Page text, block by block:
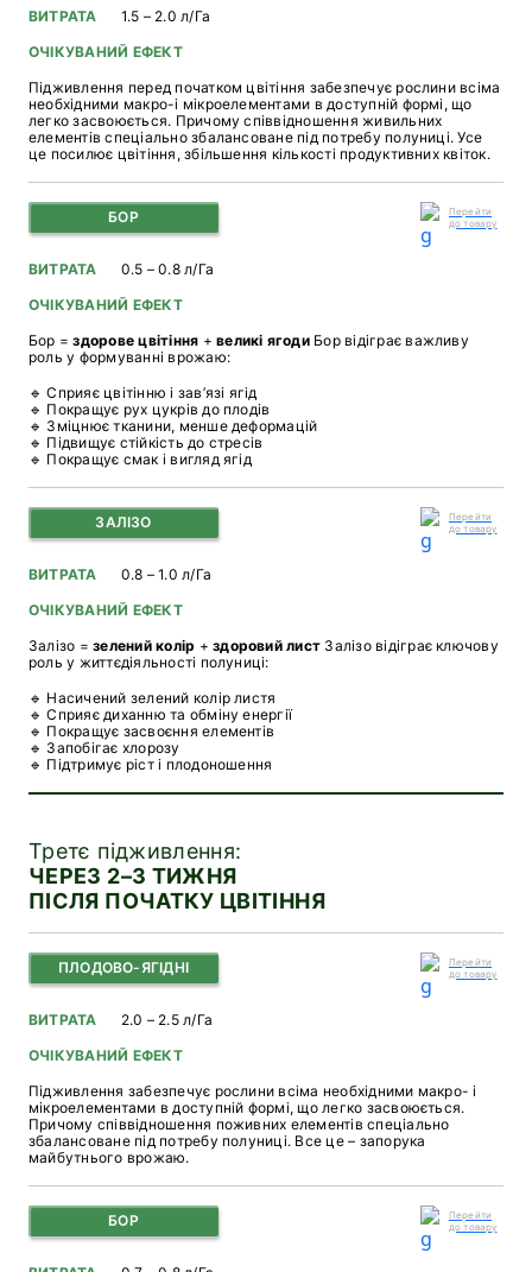
ВИТРАТА
1.5 – 2.0 л/Га
ОЧІКУВАНИЙ ЕФЕКТ
Підживлення перед початком цвітіння забезпечує рослини всіма
необхідними макро-і мікроелементами в доступній формі, що
легко засвоюється. Причому співвідношення живильних
елементів спеціально збалансоване під потребу полуниці. Усе
це посилює цвітіння, збільшення кількості продуктивних квіток.
БОР
Перейти
до товару
ВИТРАТА
0.5 – 0.8 л/Га
ОЧІКУВАНИЙ ЕФЕКТ
Бор =здорове цвітіння +великі ягодиБор відіграє важливу
роль у формуванні врожаю:
🔹 Сприяє цвітінню і зав’язі ягід
🔹 Покращує рух цукрів до плодів
🔹 Зміцнює тканини, менше деформацій
🔹 Підвищує стійкість до стресів
🔹 Покращує смак і вигляд ягід
ЗАЛІЗО
Перейти
до товару
ВИТРАТА
0.8 – 1.0 л/Га
ОЧІКУВАНИЙ ЕФЕКТ
Залізо =зелений колір +здоровий лист Залізо відіграє ключову
роль у життєдіяльності полуниці:
🔹 Насичений зелений колір листя
🔹 Сприяє диханню та обміну енергії
🔹 Покращує засвоєння елементів
🔹 Запобігає хлорозу
🔹 Підтримує ріст і плодоношення
Третє підживлення:
ЧЕРЕЗ 2–3 ТИЖНЯ
ПІСЛЯ ПОЧАТКУ ЦВІТІННЯ
ПЛОДОВО-ЯГІДНІ
Перейти
до товару
ВИТРАТА
2.0 – 2.5 л/Га
ОЧІКУВАНИЙ ЕФЕКТ
Підживлення забезпечує рослини всіма необхідними макро- і
мікроелементами в доступній формі, що легко засвоюється.
Причому співвідношення поживних елементів спеціально
збалансоване під потребу полуниці. Все це – запорука
майбутнього врожаю.
БОР
Перейти
до товару